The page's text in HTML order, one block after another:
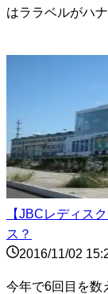
はララベルがハ
【JBCレディス
ス？
2016/11/02
今年で6回目を数